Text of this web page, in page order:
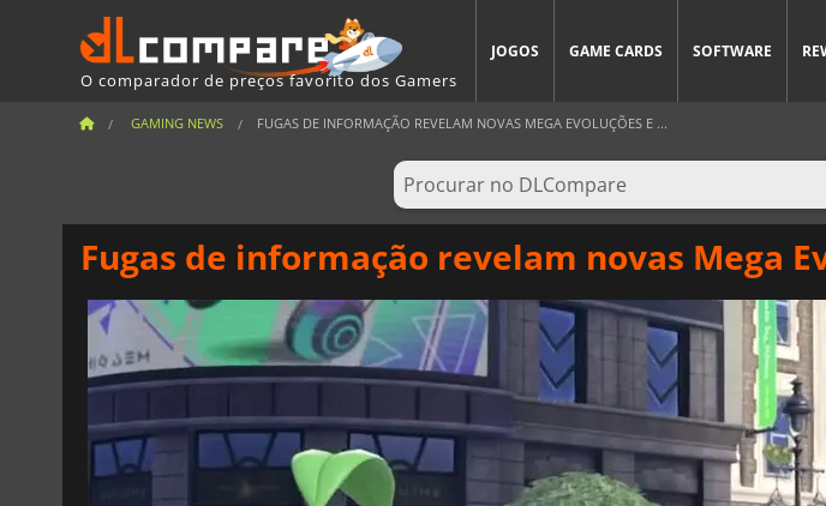
O comparador de preços favorito dos Gamers
JOGOS GAME CARDS SOFTWARE
GAMING NEWS FUGAS DE INFORMAÇÃO REVELAM NOVAS MEGA EVOLUÇÕES E ...
Fugas de informação revelam novas Mega